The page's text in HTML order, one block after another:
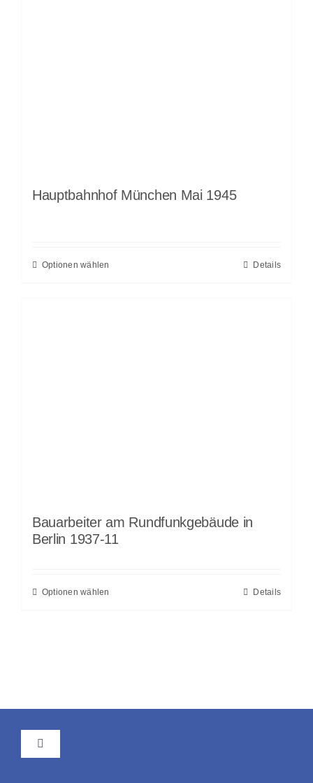
Hauptbahnhof München Mai 1945
Optionen wählen Details
Bauarbeiter am Rundfunkgebäude in
Berlin 1937-11
Optionen wählen Details
Toggle
Navigation